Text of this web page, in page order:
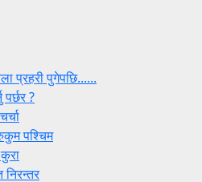
प्रहरी पुगेपछि......
?
पश्चिम
निरन्तर